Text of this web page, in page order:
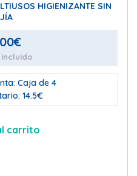
€
incluido
Caja de 4
14.5€
carrito